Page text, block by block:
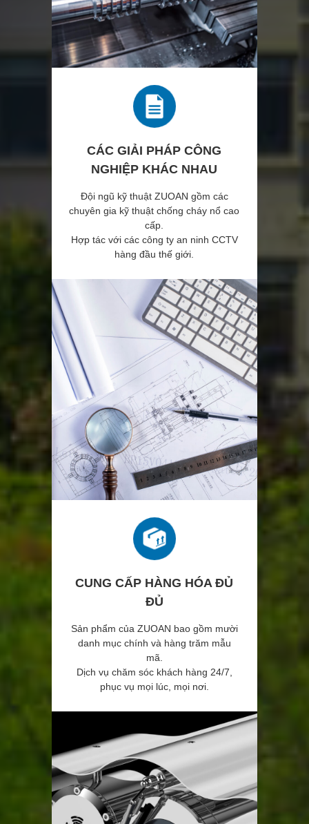
CÁC GIẢI PHÁP CÔNG
NGHIỆP KHÁC NHAU
Đội ngũ kỹ thuật ZUOAN gồm các
chuyên gia kỹ thuật chống cháy nổ cao
cấp.
Hợp tác với các công ty an ninh CCTV
hàng đầu thế giới.
CUNG CẤP HÀNG HÓA ĐỦ
ĐỦ
Sản phẩm của ZUOAN bao gồm mười
danh mục chính và hàng trăm mẫu
mã.
Dịch vụ chăm sóc khách hàng 24/7,
phục vụ mọi lúc, mọi nơi.